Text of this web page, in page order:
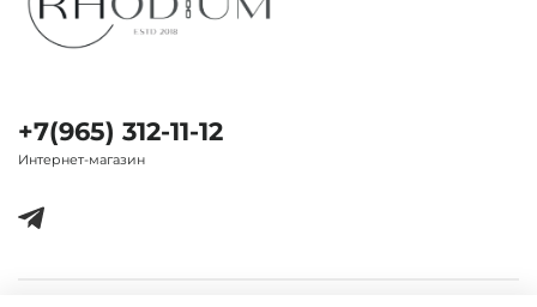
+7(965) 312-11-12
Интернет-магазин